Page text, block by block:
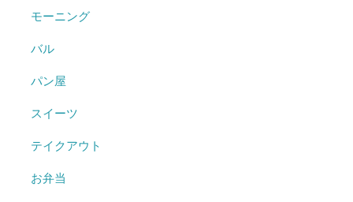
モーニング
バル
パン屋
スイーツ
テイクアウト
お弁当